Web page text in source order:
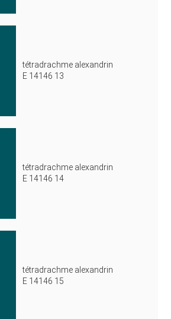
tétradrachme alexandrin
E 14146 13
tétradrachme alexandrin
E 14146 14
tétradrachme alexandrin
E 14146 15